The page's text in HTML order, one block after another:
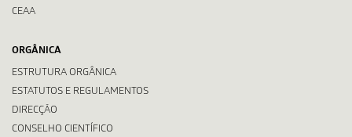
CEAA
ORGÂNICA
ESTRUTURA ORGÂNICA
ESTATUTOS E REGULAMENTOS
DIRECÇÃO
CONSELHO CIENTÍFICO